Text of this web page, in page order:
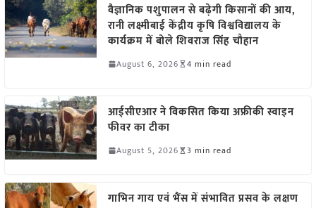
वैज्ञानिक पशुपालन से बढ़ेगी किसानों की आय,
रानी लक्ष्मीबाई केंद्रीय कृषि विश्वविद्यालय के
कार्यक्रम में बोले शिवराज सिंह चौहान
August 6, 2026 4 min read
आईसीएआर ने विकसित किया अफ्रीकी स्वाइन
फीवर का टीका
August 5, 2026 3 min read
गाभिन गाय एवं भैंस में संभावित प्रसव के लक्षण